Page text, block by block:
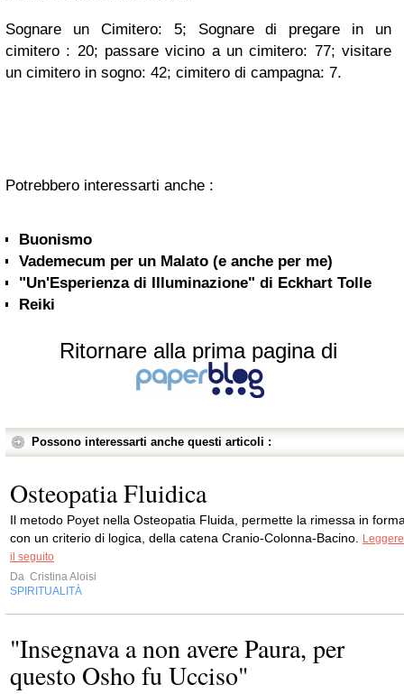
Sognare un Cimitero: 5; Sognare di pregare in un
cimitero : 20; passare vicino a un cimitero: 77; visitare
un cimitero in sogno: 42; cimitero di campagna: 7.
Potrebbero interessarti anche :
Buonismo
Vademecum per un Malato (e anche per me)
"Un'Esperienza di Illuminazione" di Eckhart Tolle
Reiki
Ritornare alla prima pagina di
Possono interessarti anche questi articoli :
Osteopatia Fluidica
Il metodo Poyet nella Osteopatia Fluida, permette la rimessa in
con un criterio di logica, della catena Cranio-Colonna-Bacino.
Leggere
il seguito
Da Cristina Aloisi
SPIRITUALITÀ
"Insegnava a non avere Paura, per
questo Osho fu Ucciso"